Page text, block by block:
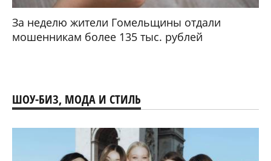
За неделю жители Гомельщины отдали
мошенникам более 135 тыс. рублей
ШОУ-БИЗ, МОДА И СТИЛЬ